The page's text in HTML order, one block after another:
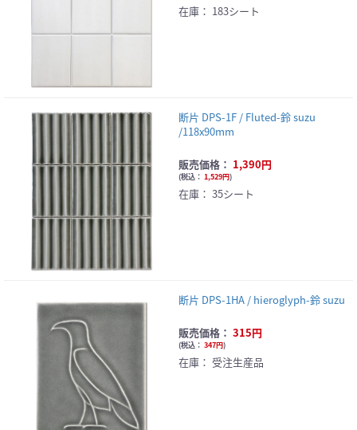
在庫： 183シート
断片 DPS-1F / Fluted-鈴 suzu
/118x90mm
販売価格： 1,390円
(税込： 1,529円)
在庫： 35シート
断片 DPS-1HA / hieroglyph-鈴 suzu
販売価格： 315円
(税込： 347円)
在庫： 受注生産品